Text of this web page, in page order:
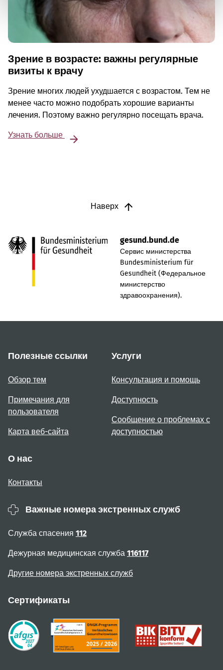
Зрение в возрасте: важны регулярные
визиты к врачу
Зрение многих людей ухудшается с возрастом. Тем не
менее часто можно подобрать хорошие варианты
лечения. Поэтому важно регулярно посещать врача.
Узнать больше
Наверх
gesund.bund.de
Сервис министерства
Bundesministerium für
Gesundheit (Федеральное
министерство
здравоохранения).
Полезные ссылки
Обзор тем
Примечания для
пользователя
Карта веб-сайта
Услуги
Консультация и помощь
Доступность
Сообщение о проблемах с
доступностью
О нас
Контакты
Важные номера экстренных служб
Служба спасения 112
Дежурная медицинская служба 116117
Другие номера экстренных служб
Сертификаты